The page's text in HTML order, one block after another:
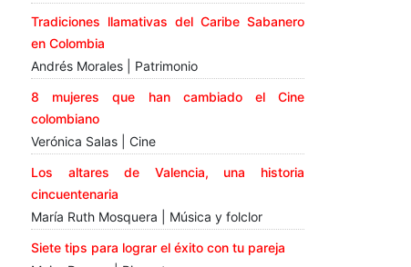
Tradiciones llamativas del Caribe Sabanero
en Colombia
Andrés Morales | Patrimonio
8 mujeres que han cambiado el Cine
colombiano
Verónica Salas | Cine
Los altares de Valencia, una historia
cincuentenaria
María Ruth Mosquera | Música y folclor
Siete tips para lograr el éxito con tu pareja